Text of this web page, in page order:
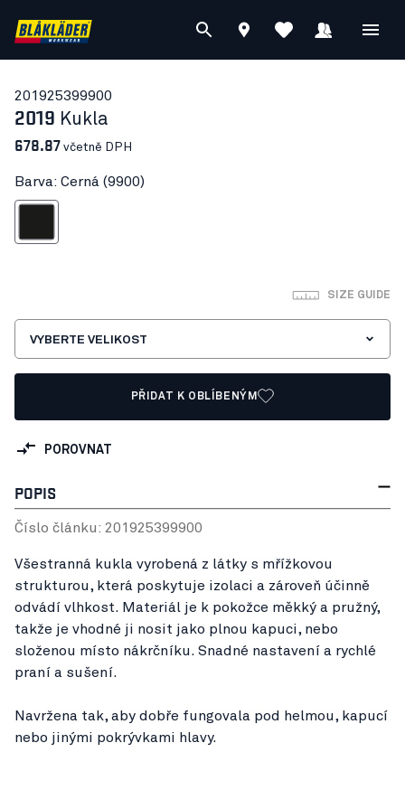
201925399900
2019 Kukla
678.87 včetně DPH
Barva: Cerná (9900)
SIZE GUIDE
VYBERTE VELIKOST
PŘIDAT K OBLÍBENÝM
POROVNAT
POPIS
Číslo článku: 201925399900
Všestranná kukla vyrobená z látky s mřížkovou
strukturou, která poskytuje izolaci a zároveň účinně
odvádí vlhkost. Materiál je k pokožce měkký a pružný,
takže je vhodné ji nosit jako plnou kapuci, nebo
složenou místo nákrčníku. Snadné nastavení a rychlé
praní a sušení.
Navržena tak, aby dobře fungovala pod helmou, kapucí
nebo jinými pokrývkami hlavy.